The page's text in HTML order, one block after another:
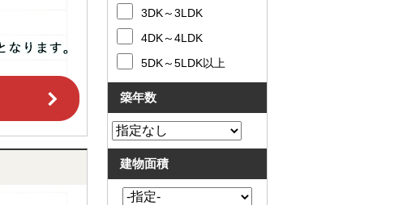
3DK～3LDK
4DK～4LDK
5DK～5LDK以上
築年数
建物面積